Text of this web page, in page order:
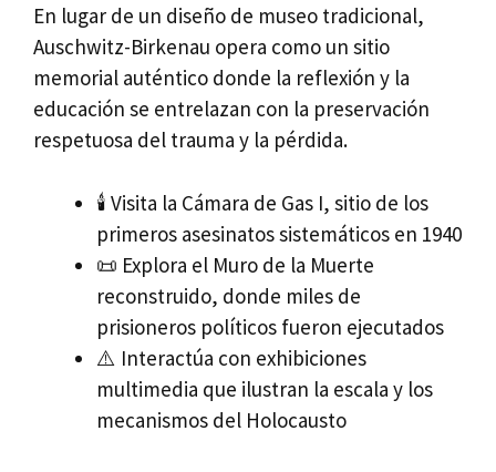
En lugar de un diseño de museo tradicional,
Auschwitz-Birkenau opera como un sitio
memorial auténtico donde la reflexión y la
educación se entrelazan con la preservación
respetuosa del trauma y la pérdida.
🕯️ Visita la Cámara de Gas I, sitio de los
primeros asesinatos sistemáticos en 1940
📜 Explora el Muro de la Muerte
reconstruido, donde miles de
prisioneros políticos fueron ejecutados
⚠️ Interactúa con exhibiciones
multimedia que ilustran la escala y los
mecanismos del Holocausto